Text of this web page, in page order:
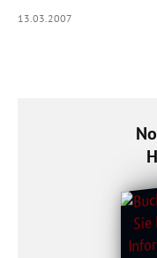
13.03.2007